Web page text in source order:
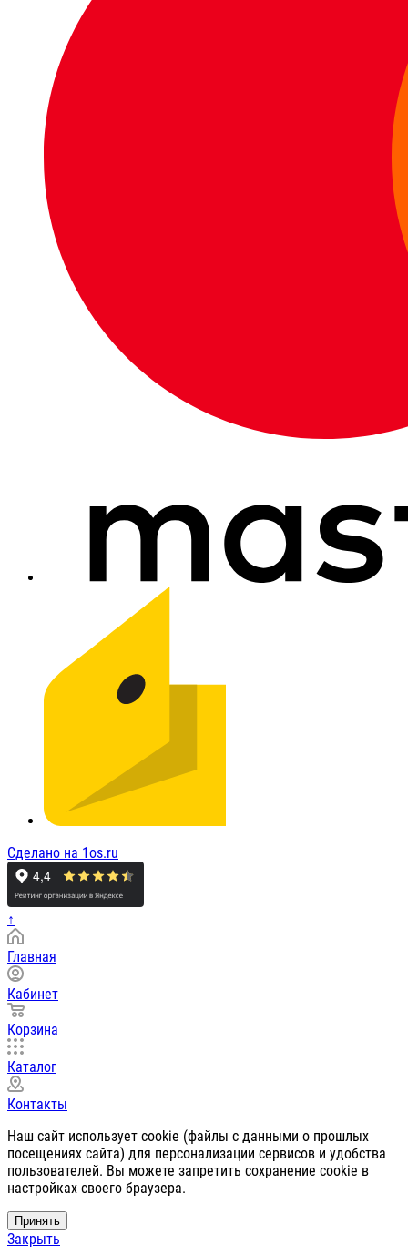
Сделано на 1os.ru
↑
Главная
Кабинет
Корзина
Каталог
Контакты
Наш сайт использует cookie (файлы с данными о прошлых
посещениях сайта) для персонализации сервисов и удобства
пользователей. Вы можете запретить сохранение cookie в
настройках своего браузера.
Принять
Закрыть